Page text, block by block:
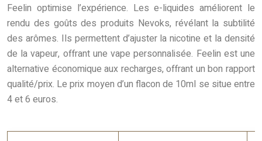
Feelin optimise l’expérience. Les e-liquides améliorent le
rendu des goûts des produits Nevoks, révélant la subtilité
des arômes. Ils permettent d’ajuster la nicotine et la densité
de la vapeur, offrant une vape personnalisée. Feelin est une
alternative économique aux recharges, offrant un bon rapport
qualité/prix. Le prix moyen d’un flacon de 10ml se situe entre
4 et 6 euros.